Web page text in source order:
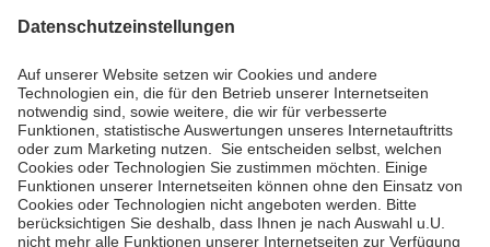
Impressum
Datenschutzinformationen